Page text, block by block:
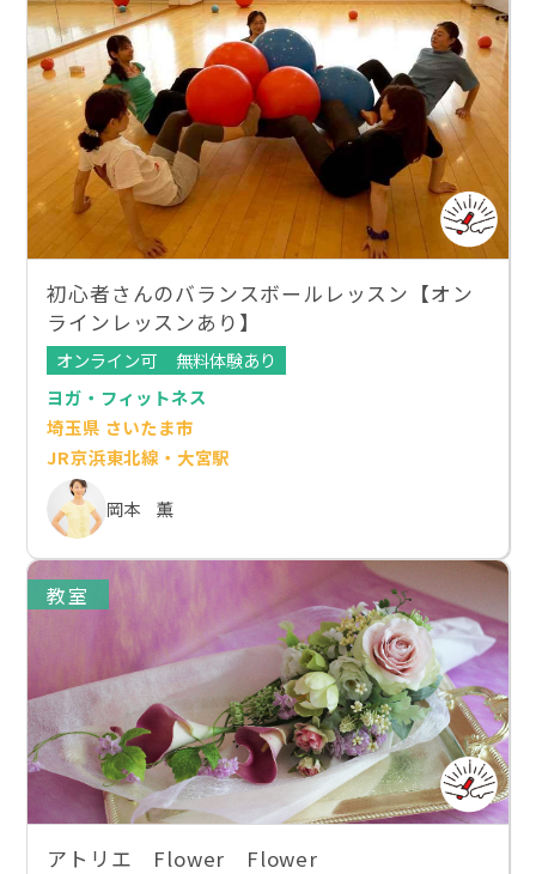
初心者さんのバランスボールレッスン【オン
ラインレッスンあり】
オンライン可
無料体験あり
ヨガ・フィットネス
埼玉県 さいたま市
JR京浜東北線・大宮駅
岡本 薫
教室
アトリエ Flower Flower